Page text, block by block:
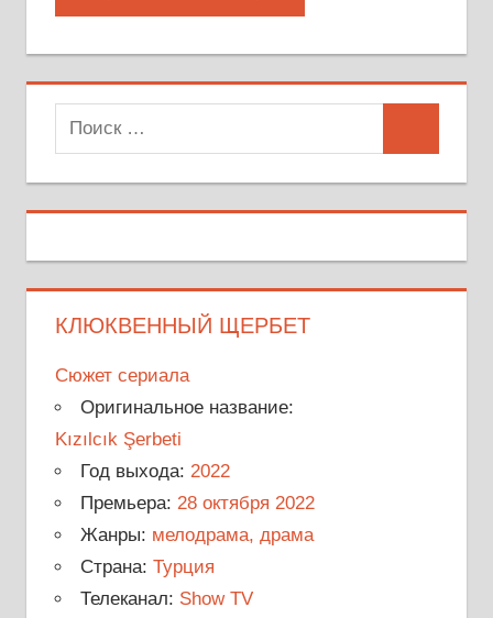
Поиск
для:
КЛЮКВЕННЫЙ ЩЕРБЕТ
Сюжет сериала
Оригинальное название:
Kızılcık Şerbeti
Год выхода: 2022
Премьера: 28 октября 2022
Жанры: мелодрама, драма
Страна: Турция
Телеканал: Show TV